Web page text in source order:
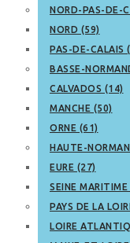
NORD-PAS-DE-
NORD (59)
PAS-DE-CALAIS
BASSE-
CALVADOS (14)
MANCHE (50)
ORNE (61)
HAUTE-
EURE (27)
SEINE
PAYS DE LA
LOIRE